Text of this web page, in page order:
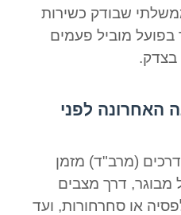
שבודק כשירות
בפועל מוביל פעמים
בצדק.
האחרונה לפני
(מרב"ד) מזמן
מבוגר, דרך מצבים
או סחרחורות, ועד